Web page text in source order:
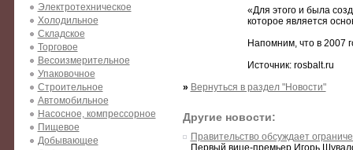
Электротехническое
Холодильное
Складское
Торговое
Весоизмерительное
Упаковочное
Строительное
Автомобильное
Насосное, компрессорное
Пищевое
Добывающее
«Для этого и была
которое является
Напомним, что в 2007
Источник: rosbalt.ru
» Вернуться в раздел "Новости"
Другие новости:
Правительство обсуждает
Первый вице-премьер Игорь